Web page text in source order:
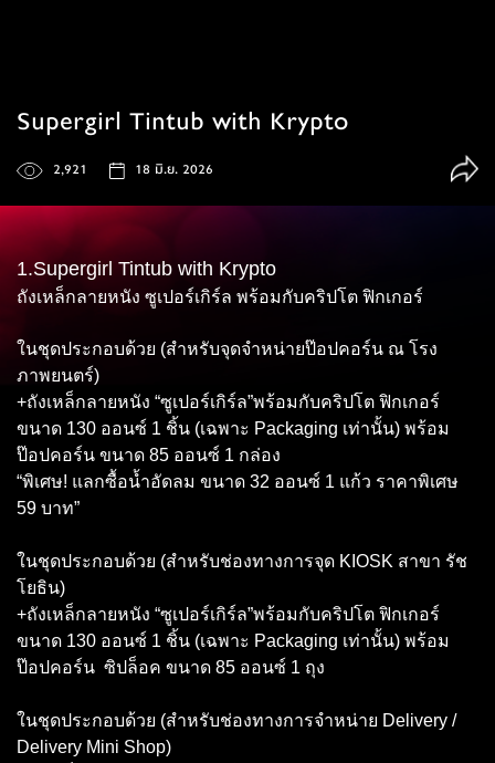
Supergirl Tintub with Krypto
2,921 18 มิ.ย. 2026
1.Supergirl Tintub with Krypto
ถังเหล็กลายหนัง ซูเปอร์เกิร์ล พร้อมกับคริปโต ฟิกเกอร์
ในชุดประกอบด้วย (สำหรับจุดจำหน่ายป๊อปคอร์น ณ โรง
ภาพยนตร์)
+ถังเหล็กลายหนัง “ซูเปอร์เกิร์ล”พร้อมกับคริปโต ฟิกเกอร์
ขนาด 130 ออนซ์ 1 ชิ้น (เฉพาะ Packaging เท่านั้น) พร้อม
ป๊อปคอร์น ขนาด 85 ออนซ์ 1 กล่อง
“พิเศษ! แลกซื้อน้ำอัดลม ขนาด 32 ออนซ์ 1 แก้ว ราคาพิเศษ
59 บาท”
ในชุดประกอบด้วย (สำหรับช่องทางการจุด KIOSK สาขา รัช
โยธิน)
+ถังเหล็กลายหนัง “ซูเปอร์เกิร์ล”พร้อมกับคริปโต ฟิกเกอร์
ขนาด 130 ออนซ์ 1 ชิ้น (เฉพาะ Packaging เท่านั้น) พร้อม
ป๊อปคอร์น ซิปล็อค ขนาด 85 ออนซ์ 1 ถุง
ในชุดประกอบด้วย (สำหรับช่องทางการจำหน่าย Delivery /
Delivery Mini Shop)